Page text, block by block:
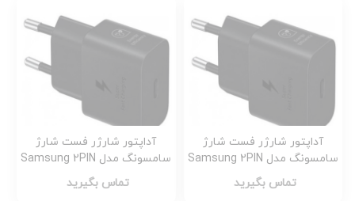
آداپتور شارژر فست شارژ
سامسونگ مدل Samsung 2PIN
25W USB Type-C Samsung
EP-TA800NBEGWW 2 کد d513
تماس بگیرید
آداپتور شارژر فست شارژ
سامسونگ مدل Samsung 2PIN
45W USB Type-C کد d514
تماس بگیرید